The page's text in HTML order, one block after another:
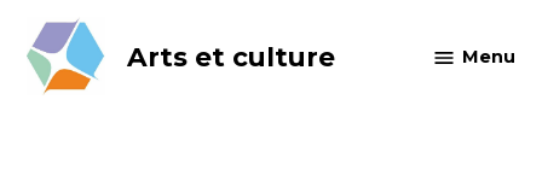
content
Arts et culture Menu